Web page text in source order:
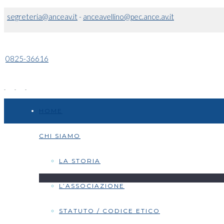
segreteria@anceav.it- anceavellino@pec.ance.av.it
0825-36616
CHI SIAMO
LA STORIA
L’ASSOCIAZIONE
STATUTO / CODICE ETICO